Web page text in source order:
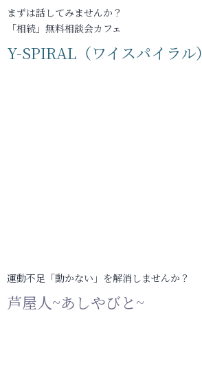
まずは話してみませんか？
「相続」無料相談会カフェ
Y-SPIRAL（ワイスパイラル）
運動不足「動かない」を解消しませんか？
芦屋人~あしやびと~